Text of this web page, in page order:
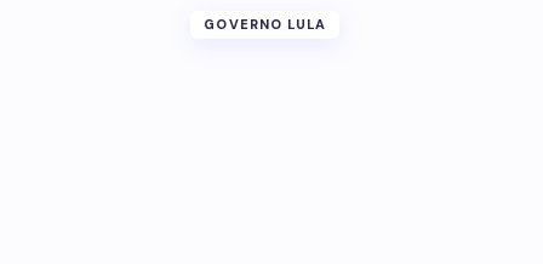
GOVERNO LULA